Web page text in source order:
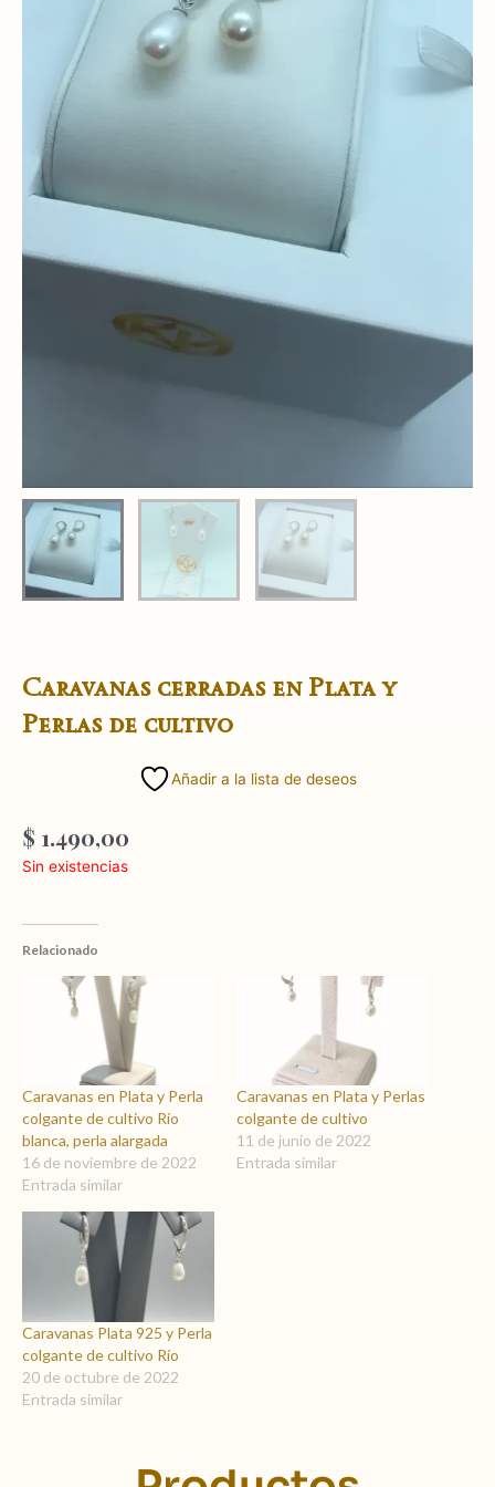
Caravanas cerradas en Plata y
Perlas de cultivo
Añadir a la lista de deseos
$ 1.490,00
Sin existencias
Relacionado
Caravanas en Plata y Perla
colgante de cultivo Río
blanca, perla alargada
16 de noviembre de 2022
Entrada similar
Caravanas en Plata y Perlas
colgante de cultivo
11 de junio de 2022
Entrada similar
Caravanas Plata 925 y Perla
colgante de cultivo Río
20 de octubre de 2022
Entrada similar